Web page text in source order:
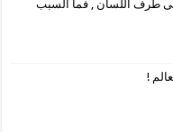
طرف اللسان , فما السبب
!